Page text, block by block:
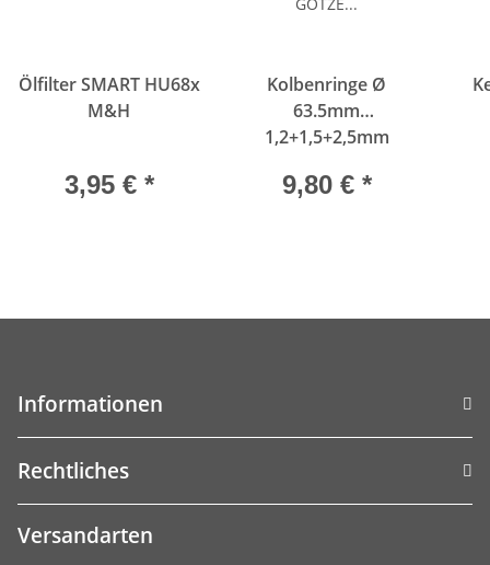
Ölfilter SMART HU68x
M&H
3,95 € *
Kolbenringe Ø
63.5mm
1,2+1,5+2,5mm
9,80 € *
Informationen
Rechtliches
Versandarten